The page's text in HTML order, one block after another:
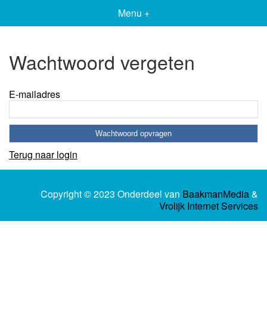
Menu +
Wachtwoord vergeten
E-mailadres
Terug naar login
Copyright © 2023 Onderdeel van BaakmanMedia&
Vrolijk Internet Services